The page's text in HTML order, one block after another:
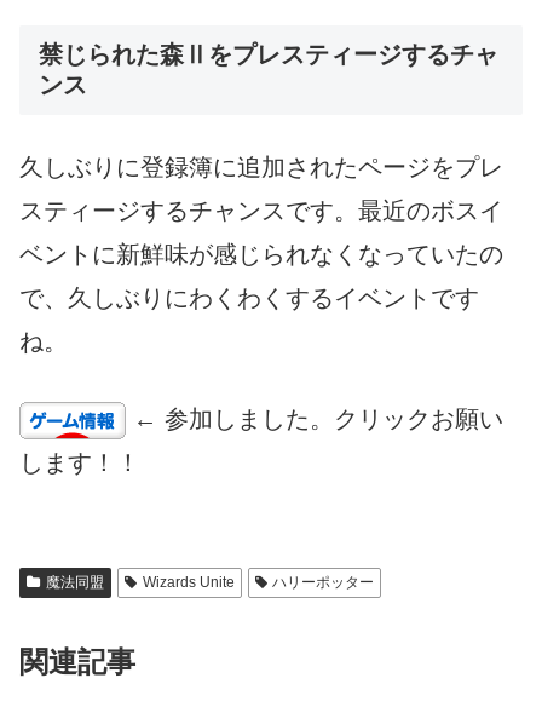
禁じられた森Ⅱをプレスティージするチャ
ンス
久しぶりに登録簿に追加されたページをプレ
スティージするチャンスです。最近のボスイ
ベントに新鮮味が感じられなくなっていたの
で、久しぶりにわくわくするイベントです
ね。
← 参加しました。クリックお願い
します！！
魔法同盟 Wizards Unite ハリーポッター
関連記事